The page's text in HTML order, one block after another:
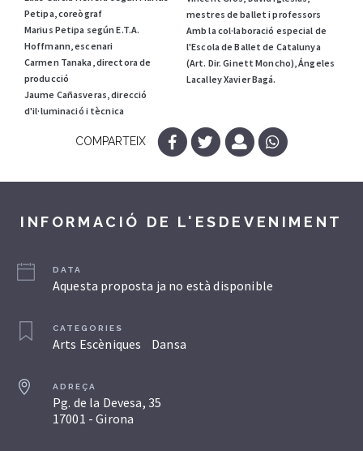
Petipa, coreògraf
Marius Petipa según E.T.A.
Hoffmann, escenari
Carmen Tanaka, directora de
producció
Jaume Cañasveras, direcció
d'il·luminació i tècnica
mestres de ballet i professors
Amb la col·laboració especial de
l'Escola de Ballet de Catalunya
(Art. Dir. Ginett Moncho), Ángeles
Lacalley Xavier Bagá.
COMPARTEIX
INFORMACIÓ DE L'ESDEVENIMENT
DATA
Aquesta proposta ja no està disponible
CATEGORIES
Arts Escèniques Dansa
ADREÇA
Pg. de la Devesa, 35
17001 - Girona